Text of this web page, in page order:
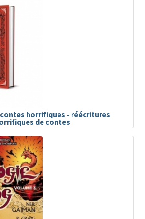
contes horrifiques - réécritures
de contes